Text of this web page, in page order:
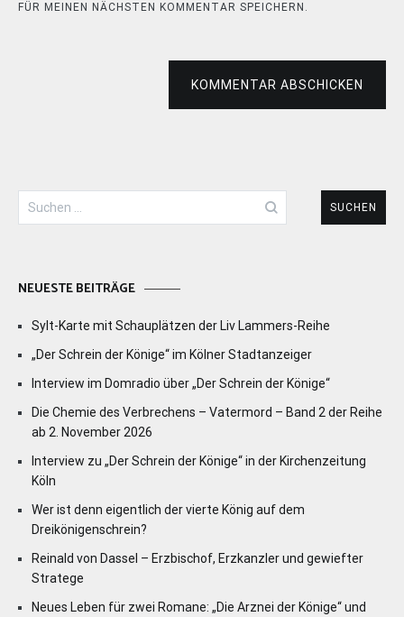
FÜR MEINEN NÄCHSTEN KOMMENTAR SPEICHERN.
KOMMENTAR ABSCHICKEN
Suchen
nach:
NEUESTE BEITRÄGE
Sylt-Karte mit Schauplätzen der Liv Lammers-Reihe
„Der Schrein der Könige“ im Kölner Stadtanzeiger
Interview im Domradio über „Der Schrein der Könige“
Die Chemie des Verbrechens – Vatermord – Band 2 der Reihe
ab 2. November 2026
Interview zu „Der Schrein der Könige“ in der Kirchenzeitung
Köln
Wer ist denn eigentlich der vierte König auf dem
Dreikönigenschrein?
Reinald von Dassel – Erzbischof, Erzkanzler und gewiefter
Stratege
Neues Leben für zwei Romane: „Die Arznei der Könige“ und